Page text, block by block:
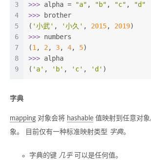
3
4
5
6
7
8
9
>>> alpha = "a" , "b" , "c" ,
"d"
>>>
brother
( '小武' , '小久' , 2015, 2019)
>>> numbers
(1 , 2 , 3, 4, 5)
>>> alpha
( 'a' , 'b' , 'c' , 'd' )
字典
mapping 对象会将 hashable 值映射到任意对
象。 目前仅有一种标准映射类型 字典。
字典的键 几乎可以是任何值。